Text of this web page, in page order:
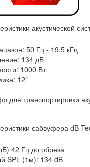
акустической
50 Гц - 19,5 кГц
134 дБ
1000 Вт
12"
для транспортировки
сабвуфера dB
42 Гц до обреза
SPL (1м): 134 dB